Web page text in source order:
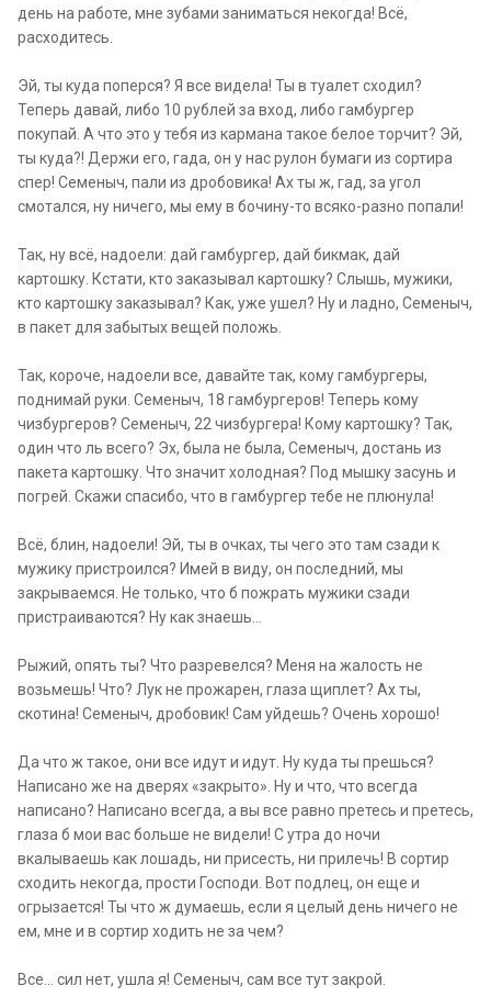
день на работе, мне зубами заниматься некогда! Всё,
расходитесь.
Эй, ты куда поперся? Я все видела! Ты в туалет сходил?
Теперь давай, либо 10 рублей за вход, либо гамбургер
покупай. А что это у тебя из кармана такое белое торчит? Эй,
ты куда?! Держи его, гада, он у нас рулон бумаги из сортира
спер! Семеныч, пали из дробовика! Ах ты ж, гад, за угол
смотался, ну ничего, мы ему в бочину-то всяко-разно попали!
Так, ну всё, надоели: дай гамбургер, дай бикмак, дай
картошку. Кстати, кто заказывал картошку? Слышь, мужики,
кто картошку заказывал? Как, уже ушел? Ну и ладно, Семеныч,
в пакет для забытых вещей положь.
Так, короче, надоели все, давайте так, кому гамбургеры,
поднимай руки. Семеныч, 18 гамбургеров! Теперь кому
чизбургеров? Семеныч, 22 чизбургера! Кому картошку? Так,
один что ль всего? Эх, была не была, Семеныч, достань из
пакета картошку. Что значит холодная? Под мышку засунь и
погрей. Скажи спасибо, что в гамбургер тебе не плюнула!
Всё, блин, надоели! Эй, ты в очках, ты чего это там сзади к
мужику пристроился? Имей в виду, он последний, мы
закрываемся. Не только, что б пожрать мужики сзади
пристраиваются? Ну как знаешь...
Рыжий, опять ты? Что разревелся? Меня на жалость не
возьмешь! Что? Лук не прожарен, глаза щиплет? Ах ты,
скотина! Семеныч, дробовик! Сам уйдешь? Очень хорошо!
Да что ж такое, они все идут и идут. Ну куда ты прешься?
Написано же на дверях «закрыто». Ну и что, что всегда
написано? Написано всегда, а вы все равно претесь и претесь,
глаза б мои вас больше не видели! С утра до ночи
вкалываешь как лошадь, ни присесть, ни прилечь! В сортир
сходить некогда, прости Господи. Вот подлец, он еще и
огрызается! Ты что ж думаешь, если я целый день ничего не
ем, мне и в сортир ходить не за чем?
Все... сил нет, ушла я! Семеныч, сам все тут закрой.